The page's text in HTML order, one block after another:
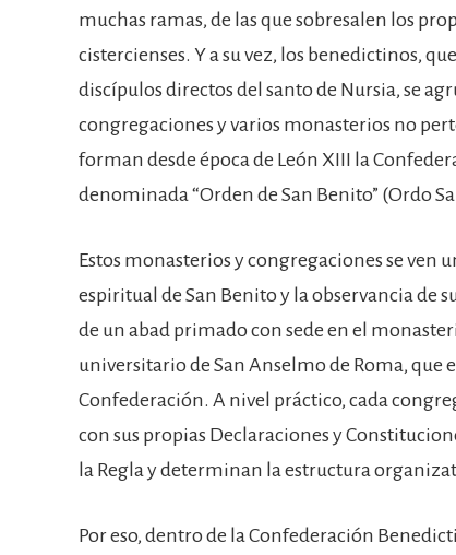
muchas ramas, de las que sobresalen los
cistercienses. Y a su vez, los benedictinos,
discípulos directos del santo de Nursia, se
congregaciones y varios monasterios no
forman desde época de León XIII la
denominada “Orden de San Benito” (Ordo
Estos monasterios y congregaciones se ven
espiritual de San Benito y la observancia de
de un abad primado con sede en el
universitario de San Anselmo de Roma, que
Confederación. A nivel práctico, cada
con sus propias Declaraciones y
la Regla y determinan la estructura
Por eso, dentro de la Confederación